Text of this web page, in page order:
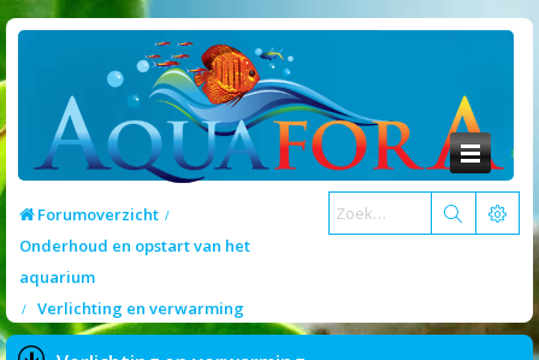
Forumoverzicht
Onderhoud en opstart van het
aquarium
Verlichting en verwarming